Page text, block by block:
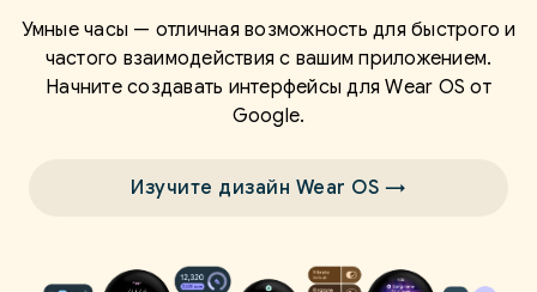
Умные часы — отличная возможность для быстрого и
частого взаимодействия с вашим приложением.
Начните создавать интерфейсы для Wear OS от
Google.
Изучите дизайн Wear OS →